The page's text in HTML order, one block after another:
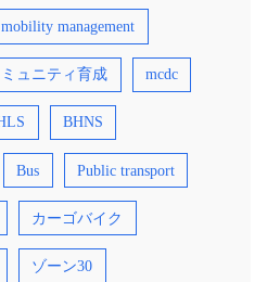
mobility management
ミュニティ育成 mcdc
BHNS
Bus Public transport
カーゴバイク
ゾーン30